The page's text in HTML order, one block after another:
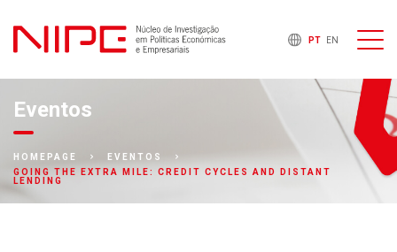
PT EN
Eventos
HOMEPAGE
EVENTOS
GOING THE EXTRA MILE: CREDIT CYCLES AND DISTANT
LENDING